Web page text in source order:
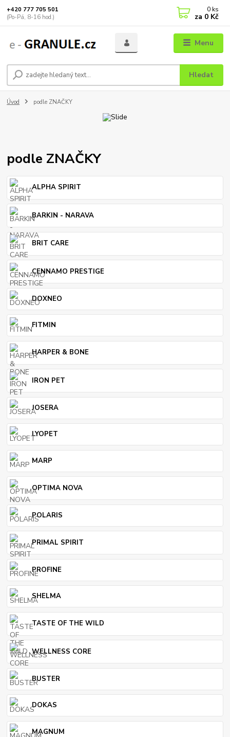
Menu
Hledat
+420 777 705 501
(Po-Pá, 8-16 hod.)
0 ks
za 0 Kč
Úvod podle ZNAČKY
podle ZNAČKY
ALPHA SPIRIT
BARKIN - NARAVA
BRIT CARE
CENNAMO PRESTIGE
DOXNEO
FITMIN
HARPER & BONE
IRON PET
JOSERA
LYOPET
MARP
OPTIMA NOVA
POLARIS
PRIMAL SPIRIT
PROFINE
SHELMA
TASTE OF THE WILD
WELLNESS CORE
BUSTER
DOKAS
MAGNUM